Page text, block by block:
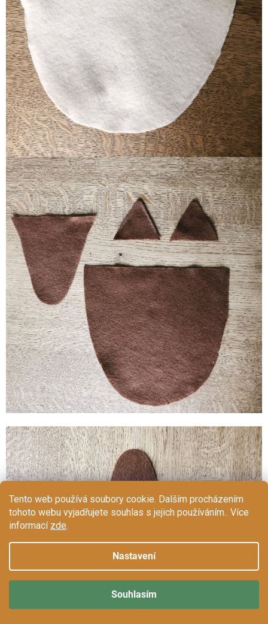
Tento web používá soubory cookie. Dalším procházením
tohoto webu vyjadřujete souhlas s jejich používáním.. Více
informací zde.
Nastavení
Souhlasím